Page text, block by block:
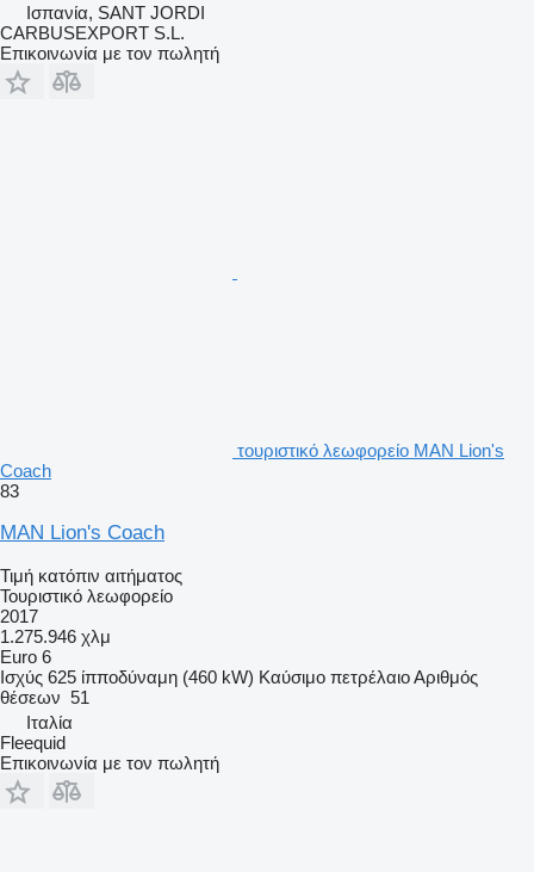
Ισπανία, SANT JORDI
CARBUSEXPORT S.L.
Επικοινωνία με τον πωλητή
τουριστικό λεωφορείο MAN Lion's
Coach
83
MAN Lion's Coach
Τιμή κατόπιν αιτήματος
Τουριστικό λεωφορείο
2017
1.275.946 χλμ
Euro 6
Ισχύς 625 ίπποδύναμη (460 kW) Καύσιμο πετρέλαιοΑριθμός
θέσεων 51
Ιταλία
Fleequid
Επικοινωνία με τον πωλητή